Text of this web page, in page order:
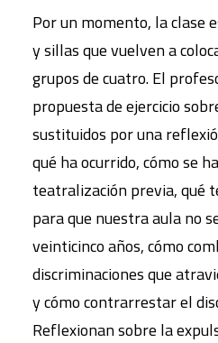
Por un momento, la clase
y sillas que vuelven a
grupos de cuatro. El
propuesta de ejercicio
sustituidos por una
qué ha ocurrido, cómo se
teatralización previa, qué
para que nuestra aula no
veinticinco años, cómo
discriminaciones que
y cómo contrarrestar el
Reflexionan sobre la